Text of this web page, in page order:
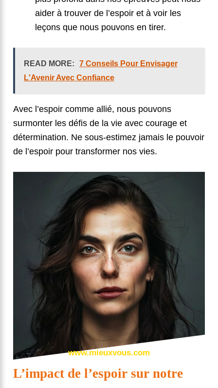
aider à trouver de l’espoir et à voir les
leçons que nous pouvons en tirer.
READ MORE:
7 Conseils Pour Envisager
L'Avenir Avec Confiance
Avec l’espoir comme allié, nous pouvons
surmonter les défis de la vie avec courage et
détermination. Ne sous-estimez jamais le pouvoir
de l’espoir pour transformer nos vies.
www.mieuxvous.com
L’impact de l’espoir sur notre